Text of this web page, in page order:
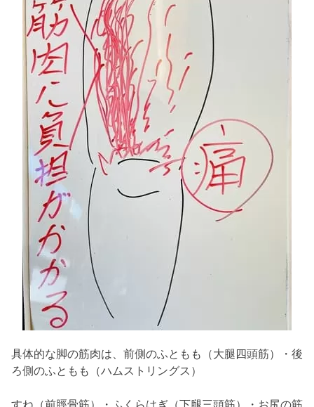
具体的な脚の筋肉は、前側のふともも（大腿四頭筋）・後
ろ側のふともも（ハムストリングス）